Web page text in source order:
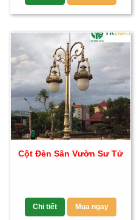
Cột Đèn Sân Vườn Sư Tử
Chi tiết Mua ngay